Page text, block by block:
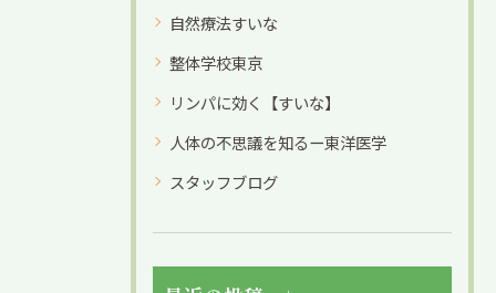
自然療法すいな
整体学校東京
リンパに効く【すいな】
人体の不思議を知るー東洋医学
スタッフブログ